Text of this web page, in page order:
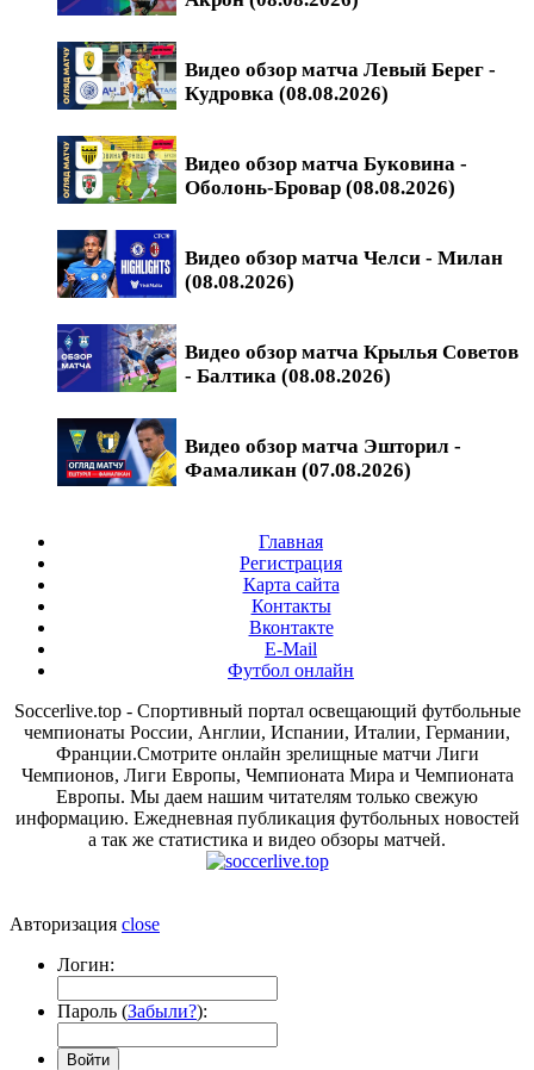
Видео обзор матча Левый Берег -
Кудровка (08.08.2026)
Видео обзор матча Буковина -
Оболонь-Бровар (08.08.2026)
Видео обзор матча Челси - Милан
(08.08.2026)
Видео обзор матча Крылья Советов
- Балтика (08.08.2026)
Видео обзор матча Эшторил -
Фамаликан (07.08.2026)
Главная
Регистрация
Карта сайта
Контакты
Вконтакте
E-Mail
Футбол онлайн
Soccerlive.top - Спортивный портал освещающий футбольные
чемпионаты России, Англии, Испании, Италии, Германии,
Франции.Смотрите онлайн зрелищные матчи Лиги
Чемпионов, Лиги Европы, Чемпионата Мира и Чемпионата
Европы. Мы даем нашим читателям только свежую
информацию. Ежедневная публикация футбольных новостей
а так же статистика и видео обзоры матчей.
Авторизация close
Логин:
Пароль (Забыли?):
Войти